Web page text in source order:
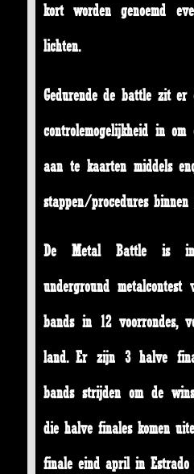
kort worden genoemd
lichten.
Gedurende de battle zit er
controlemogelijkheid in om
aan te kaarten middels
stappen/procedures
De Metal Battle is
underground
bands in 12 voorrondes,
land. Er zijn 3 halve
bands strijden om de
die halve finales komen
finale eind april in Estrado